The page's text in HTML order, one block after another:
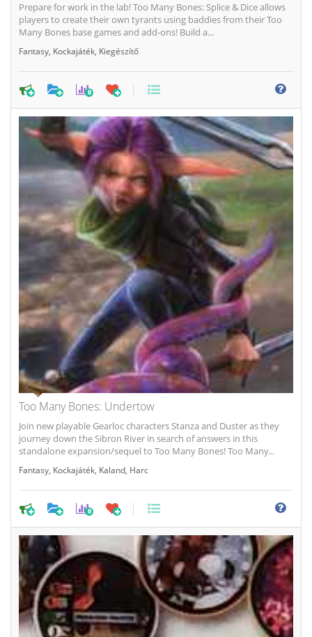
Prepare for work in the lab! Too Many Bones: Splice & Dice allows
players to create their own tyrants using baddies from their Too
Many Bones base games and add-ons! Build a...
Fantasy Kockajáték Kiegészítő
0
Too Many Bones: Undertow
Join new playable Gearloc characters Stanza and Duster as they
journey down the Sibron River in search of answers in this
standalone expansion/sequel to Too Many Bones! Too Many...
Fantasy Kockajáték Kaland Harc
0